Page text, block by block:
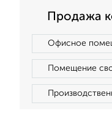
Продажа
Офисное
Помещение